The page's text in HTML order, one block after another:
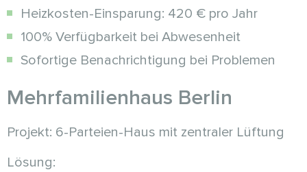
Heizkosten-Einsparung: 420 € pro Jahr
100% Verfügbarkeit bei Abwesenheit
Sofortige Benachrichtigung bei Problemen
Mehrfamilienhaus Berlin
Projekt: 6-Parteien-Haus mit zentraler Lüftung
Lösung: